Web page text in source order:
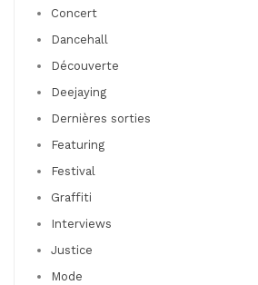
Concert
Dancehall
Découverte
Deejaying
Dernières sorties
Featuring
Festival
Graffiti
Interviews
Justice
Mode